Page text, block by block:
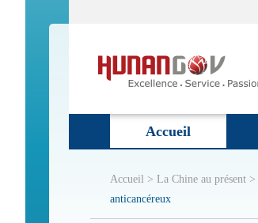
Accueil
Accueil > La Chine au présent >
anticancéreux